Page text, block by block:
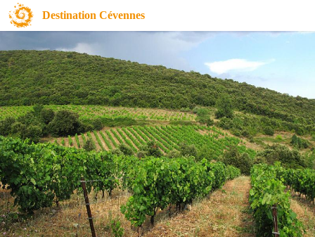
Destination Cévennes
Vins - Mas Seren